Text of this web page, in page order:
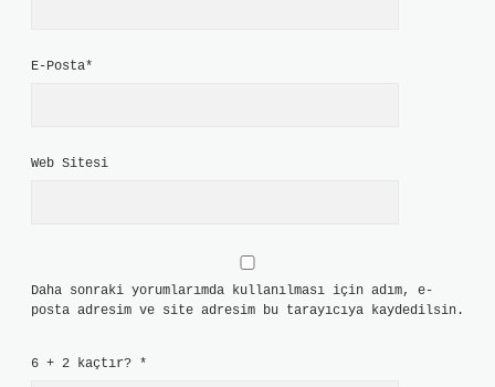
E-Posta*
Web Sitesi
Daha sonraki yorumlarımda kullanılması için adım, e-
posta adresim ve site adresim bu tarayıcıya kaydedilsin.
6 + 2 kaçtır? *